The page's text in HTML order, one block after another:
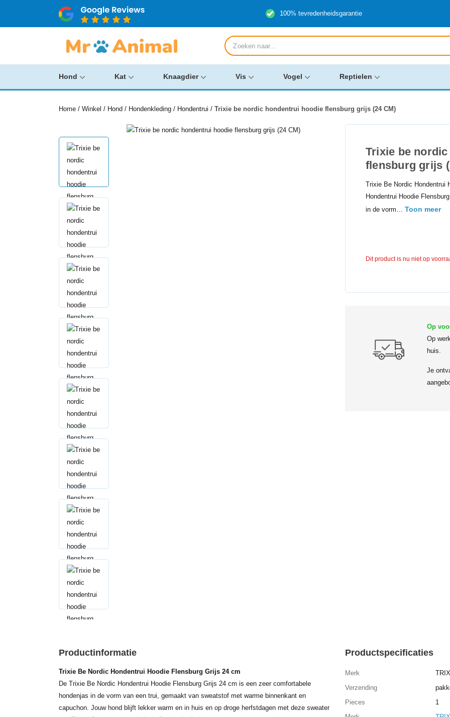
100% tevredenheidsgarantie
Producten
zoeken
Hond Kat Knaagdier Vis Vogel Reptielen
Home / Winkel / Hond / Hondenkleding / Hondentrui / Trixie be nordic hondentrui hoodie flensburg grijs (24 CM)
Trixie be
flensburg grijs
Trixie Be Nordic Hondentrui
Hondentrui Hoodie
in de vorm… Toon meer
Dit product is nu niet op
Op
Op
huis.
Je
Productinformatie
Trixie Be Nordic Hondentrui Hoodie Flensburg Grijs 24 cm
De Trixie Be Nordic Hondentrui Hoodie Flensburg Grijs 24 cm is een zeer comfortabele
hondenjas in de vorm van een trui, gemaakt van sweatstof met warme binnenkant en
capuchon. Jouw hond blijft lekker warm en in huis en op droge herfstdagen met deze sweater
Productspecificaties
Merk
Verzending
Pieces
1